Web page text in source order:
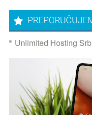
Unlimited Hosting